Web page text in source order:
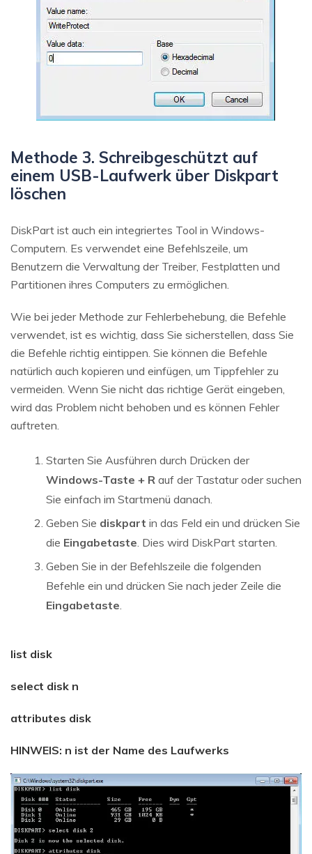
Methode 3. Schreibgeschützt auf
einem USB-Laufwerk über Diskpart
löschen
DiskPart ist auch ein integriertes Tool in Windows-
Computern. Es verwendet eine Befehlszeile, um
Benutzern die Verwaltung der Treiber, Festplatten und
Partitionen ihres Computers zu ermöglichen.
Wie bei jeder Methode zur Fehlerbehebung, die Befehle
verwendet, ist es wichtig, dass Sie sicherstellen, dass Sie
die Befehle richtig eintippen. Sie können die Befehle
natürlich auch kopieren und einfügen, um Tippfehler zu
vermeiden. Wenn Sie nicht das richtige Gerät eingeben,
wird das Problem nicht behoben und es können Fehler
auftreten.
Starten Sie Ausführen durch Drücken der
Windows-Taste + R auf der Tastatur oder suchen
Sie einfach im Startmenü danach.
Geben Sie diskpart in das Feld ein und drücken Sie
die Eingabetaste . Dies wird DiskPart starten.
Geben Sie in der Befehlszeile die folgenden
Befehle ein und drücken Sie nach jeder Zeile die
Eingabetaste
list disk
select disk n
attributes disk
HINWEIS: n ist der Name des Laufwerks